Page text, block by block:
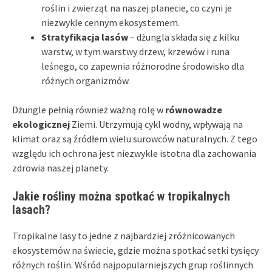
roślin i zwierząt na naszej planecie, co czyni je
niezwykle cennym ekosystemem.
Stratyfikacja lasów– dżungla składa się z kilku
warstw, w tym warstwy drzew, krzewów i runa
leśnego, co zapewnia różnorodne środowisko dla
różnych organizmów.
Dżungle pełnią również ważną rolę w równowadze
ekologicznej Ziemi. Utrzymują cykl wodny, wpływają na
klimat oraz są źródłem wielu surowców naturalnych. Z tego
względu ich ochrona jest niezwykle istotna dla zachowania
zdrowia naszej planety.
Jakie rośliny można spotkać w tropikalnych
lasach?
Tropikalne lasy to jedne z najbardziej zróżnicowanych
ekosystemów na świecie, gdzie można spotkać setki tysięcy
różnych roślin. Wśród najpopularniejszych grup roślinnych